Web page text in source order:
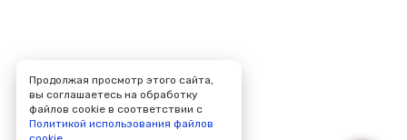
Продолжая просмотр этого сайта,
вы соглашаетесь на обработку
файлов cookie в соответствии с
Политикой использования файлов